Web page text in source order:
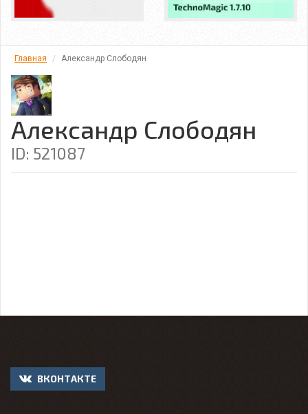
Главная Александр Слободян
Александр Слободян
ID: 521087
ВКОНТАКТЕ